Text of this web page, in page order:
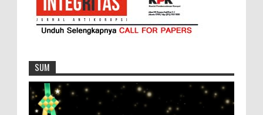
SUM